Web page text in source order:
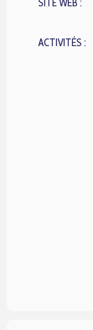
SITE WEB :
ACTIVITÉS :